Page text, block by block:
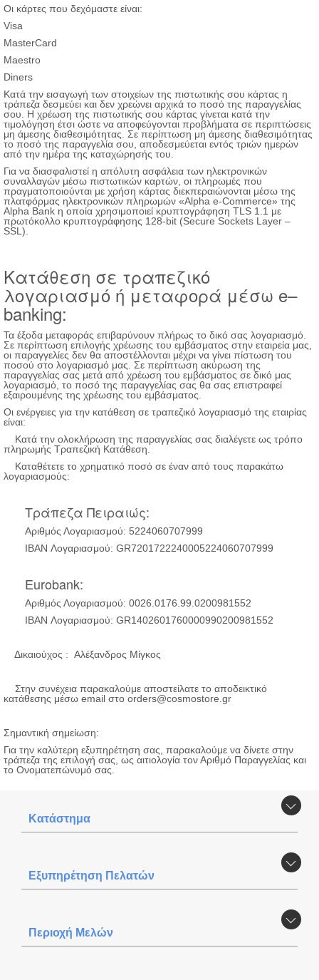
Οι κάρτες που δεχόμαστε είναι:
Visa
MasterCard
Maestro
Diners
Κατά την εισαγωγή των στοιχείων της πιστωτικής σου κάρτας η
τράπεζα δεσμεύει και δεν χρεώνει αρχικά το ποσό της παραγγελίας
σου. Η χρέωση της πιστωτικής σου κάρτας γίνεται κατά την
τιμολόγηση έτσι ώστε να αποφεύγονται προβλήματα σε περιπτώσεις
μη άμεσης διαθεσιμότητας. Σε περίπτωση μη άμεσης διαθεσιμότητας
το ποσό της παραγγελία σου, αποδεσμεύεται εντός τριών ημερών
από την ημέρα της καταχώρησής του.
Για να διασφαλιστεί η απόλυτη ασφάλεια των ηλεκτρονικών
συναλλαγών μέσω πιστωτικών καρτών, οι πληρωμές που
πραγματοποιούνται με χρήση κάρτας διεκπεραιώνονται μέσω της
πλατφόρμας ηλεκτρονικών πληρωμών «Alpha e-Commerce» της
Alpha Bank η οποία χρησιμοποιεί κρυπτογράφηση TLS 1.1 με
πρωτόκολλο κρυπτογράφησης 128-bit (Secure Sockets Layer –
SSL).
Κατάθεση σε τραπεζικό
λογαριασμό ή μεταφορά μέσω e–
banking:
Τα έξοδα μεταφοράς επιβαρύνουν πλήρως το δικό σας λογαριασμό.
Σε περίπτωση επιλογής χρέωσης του εμβάσματος στην εταιρεία μας,
οι παραγγελίες δεν θα αποστέλλονται μέχρι να γίνει πίστωση του
ποσού στο λογαριασμό μας. Σε περίπτωση ακύρωση της
παραγγελίας σας μετά από χρέωση του εμβάσματος σε δικό μας
λογαριασμό, το ποσό της παραγγελίας σας θα σας επιστραφεί
εξαιρουμένης της χρέωσης του εμβάσματος.
Οι ενέργειες για την κατάθεση σε τραπεζικό λογαριασμό της εταιρίας
είναι:
Κατά την ολοκλήρωση της παραγγελίας σας διαλέγετε ως τρόπο
πληρωμής Τραπεζική Κατάθεση.
Καταθέτετε το χρηματικό ποσό σε έναν από τους παρακάτω
λογαριασμούς:
Τράπεζα Πειραιώς:
Αριθμός Λογαριασμού: 5224060707999
IBAN Λογαριασμού: GR7201722240005224060707999
Eurobank:
Αριθμός Λογαριασμού: 0026.0176.99.0200981552
IBAN Λογαριασμού: GR1402601760000990200981552
Δικαιούχος : Αλέξανδρος Μίγκος
Στην συνέχεια παρακαλούμε αποστείλατε το αποδεικτικό
κατάθεσης μέσω email στο orders@cosmostore.gr
Σημαντική σημείωση:
Για την καλύτερη εξυπηρέτηση σας, παρακαλούμε να δίνετε στην
τράπεζα της επιλογή σας, ως αιτιολογία τον Αριθμό Παραγγελίας και
το Ονοματεπώνυμό σας.
Κατάστημα
Εξυπηρέτηση Πελατών
Περιοχή Mελών